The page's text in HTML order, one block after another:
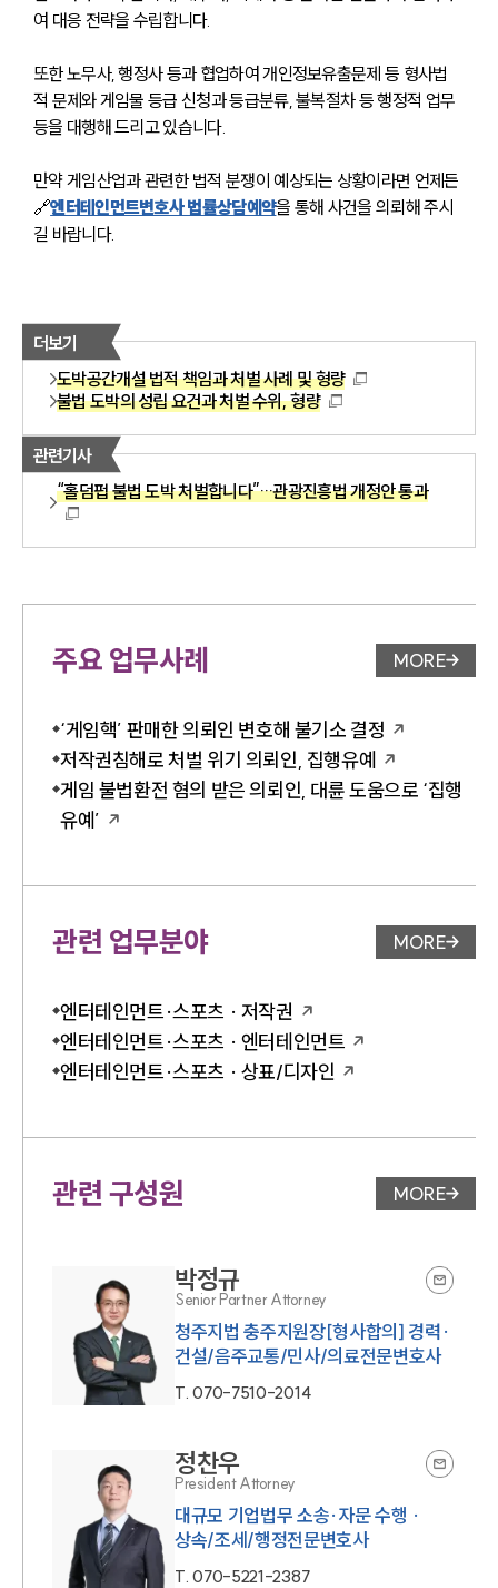
여 대응 전략을 수립합니다.
또한 노무사, 행정사 등과 협업하여 개인정보유출문제 등 형사법
적 문제와 게임물 등급 신청과 등급분류, 불복절차 등 행정적 업무
등을 대행해 드리고 있습니다.
만약 게임산업과 관련한 법적 분쟁이 예상되는 상황이라면 언제든
🔗엔터테인먼트변호사 법률상담예약을 통해 사건을 의뢰해 주시
길 바랍니다.
더보기
도박공간개설 법적 책임과 처벌 사례 및 형량
불법 도박의 성립 요건과 처벌 수위, 형량
관련기사
“홀덤펍 불법 도박 처벌합니다”…관광진흥법 개정안 통과
주요 업무사례 업무사례
MORE
‘게임핵’ 판매한 의뢰인 변호해 불기소 결정
저작권침해로 처벌 위기 의뢰인, 집행유예
게임 불법환전 혐의 받은 의뢰인, 대륜 도움으로 ‘집행
유예’
관련 업무분야 업무분야
MORE
엔터테인먼트·스포츠 · 저작권
엔터테인먼트·스포츠 · 엔터테인먼트
엔터테인먼트·스포츠 · 상표/디자인
관련 구성원 변호사 페
MORE
박정규
Senior Partner Attorney
청주지법 충주지원장[형사합의] 경력·
건설/음주교통/민사/의료전문변호사
T.070-7510-2014
정찬우
President Attorney
대규모 기업법무 소송·자문 수행 ·
상속/조세/행정전문변호사
T.070-5221-2387